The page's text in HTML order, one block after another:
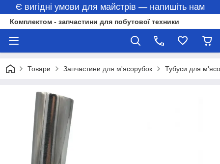
Є вигідні умови для майстрів — напишіть нам
Комплектом - запчастини для побутової техники
Товари Запчастини для м'ясорубок Тубуси для